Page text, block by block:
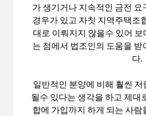
가 생기거나 지속적인 금전
경우가 있고 자칫 지역주택조
대로 이뤄지지 않을수 있어
는 점에서 법조인의 도움을
다.
일반적인 분양에 비해 훨씬
될수 있다는 생각을 하고 제대
합에 가입까지 하게 되는 사